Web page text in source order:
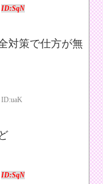
ID:SqN
対策で仕方が無
ID:uaK
ID:SqN